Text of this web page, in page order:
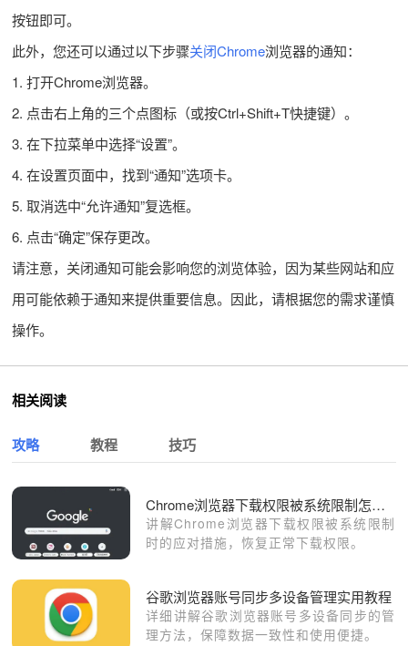
按钮即可。
此外，您还可以通过以下步骤关闭Chrome浏览器的通知：
1. 打开Chrome浏览器。
2. 点击右上角的三个点图标（或按Ctrl+Shift+T快捷键）。
3. 在下拉菜单中选择“设置”。
4. 在设置页面中，找到“通知”选项卡。
5. 取消选中“允许通知”复选框。
6. 点击“确定”保存更改。
请注意，关闭通知可能会影响您的浏览体验，因为某些网站和应
用可能依赖于通知来提供重要信息。因此，请根据您的需求谨慎
操作。
相关阅读
攻略 教程 技巧
Chrome浏览器下载权限被系统限制怎么办
讲解Chrome浏览器下载权限被系统限制
时的应对措施，恢复正常下载权限。
谷歌浏览器账号同步多设备管理实用教程
详细讲解谷歌浏览器账号多设备同步的管
理方法，保障数据一致性和使用便捷。